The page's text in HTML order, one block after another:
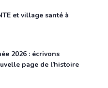
et village santé à
2026 : écrivons
page de l’histoire